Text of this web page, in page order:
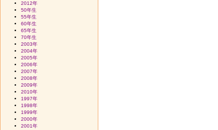
2012年
50年生
55年生
60年生
65年生
70年生
2003年
2004年
2005年
2006年
2007年
2008年
2009年
2010年
1997年
1998年
1999年
2000年
2001年